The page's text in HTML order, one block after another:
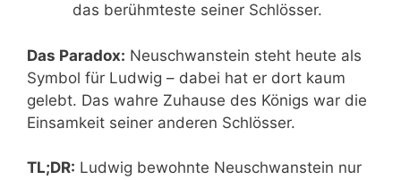
das berühmteste seiner Schlösser.
Das Paradox: Neuschwanstein steht heute als
Symbol für Ludwig – dabei hat er dort kaum
gelebt. Das wahre Zuhause des Königs war die
Einsamkeit seiner anderen Schlösser.
TL;DR: Ludwig bewohnte Neuschwanstein nur